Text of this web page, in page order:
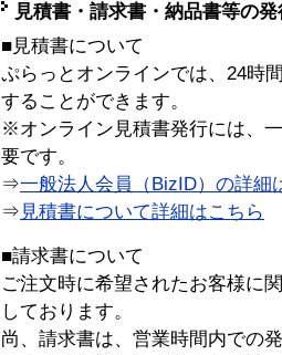
見積書・請求書・納品書等の
■見積書について
ぷらっとオンラインでは、24時
することができます。
※オンライン見積書発行には、
要です。
⇒一般法人会員（BizID）の詳細
⇒ 見積書について詳細はこちら
■請求書について
ご注文時に希望されたお客様に
しております。
尚、請求書は、営業時間内での